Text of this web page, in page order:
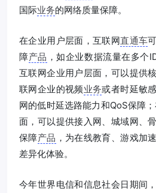
国际业务的网络质量保障。
在企业用户层面，互联网直通车
障产品 ，如企业数据流量在多个
互联网企业用户层面，可以提供
联网企业的视频业务或者时延敏感
网的低时延选路能力和QoS保障
面，可以提供接入网、城域网、
保障产品 ，为在线教育、游戏加
差异化体验。
今年世界电信和信息社会日期间，